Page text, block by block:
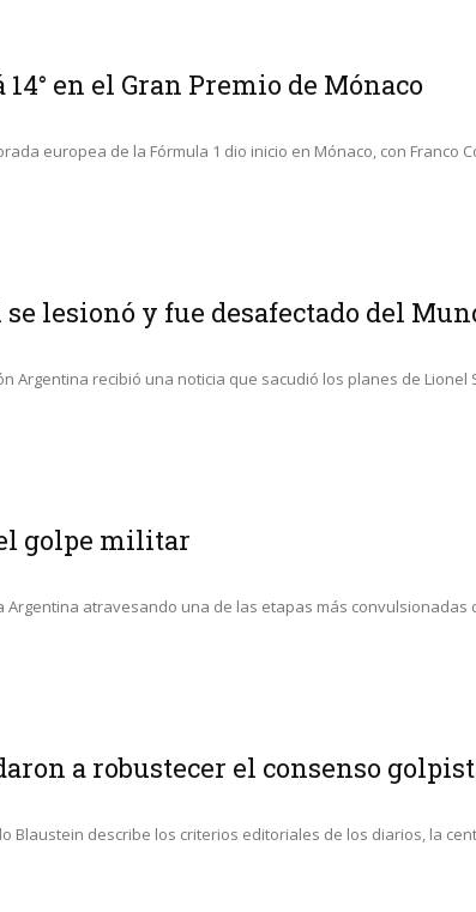
en el Gran Premio de Mónaco
europea de la Fórmula 1 dio inicio en Mónaco, con Franco
lesionó y fue desafectado del
Argentina recibió una noticia que sacudió los planes de Lionel
golpe militar
Argentina atravesando una de las etapas más
a robustecer el consenso
Blaustein describe los criterios editoriales de los diarios, la